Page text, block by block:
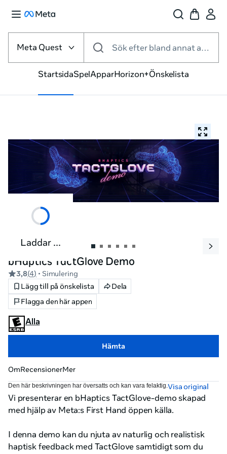
StartsidaSpelApparHorizon+Önskelista
VR-
plattform
Meta Quest Sök efter bland annat appar och spel
bHaptics TactGlove Demo
3,8(4) • Simulering
Lägg till på önskelista
Dela
Flagga den här appen
Alla
Hämta
OmRecensionerMer
Den här beskrivningen har översatts och kan vara felaktig.Visa original
Vi presenterar en bHaptics TactGlove-demo skapad
med hjälp av Meta:s First Hand öppen källa.
I denna demo kan du njuta av naturlig och realistisk
haptisk feedback med TactGlove samtidigt som du
Laddar ...